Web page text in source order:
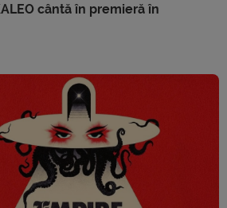
cântă în premieră în